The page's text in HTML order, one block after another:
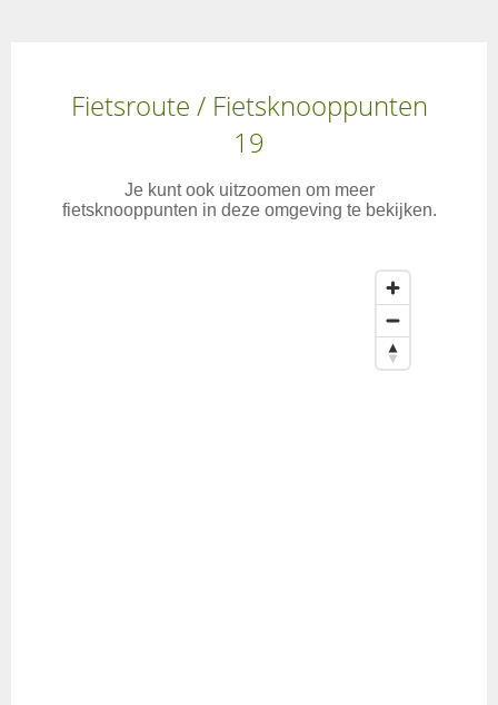
Fietsroute / Fietsknooppunten
19
Je kunt ook uitzoomen om meer
fietsknooppunten in deze omgeving te bekijken.